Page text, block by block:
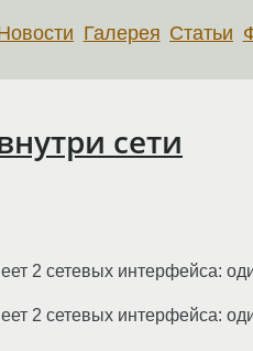
Галерея Статьи
сети
2 сетевых интерфейса:
2 сетевых интерфейса: